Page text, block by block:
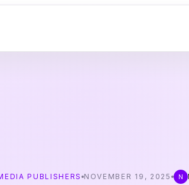
PUBLISHERS NOVEMBER 19, 2025 N